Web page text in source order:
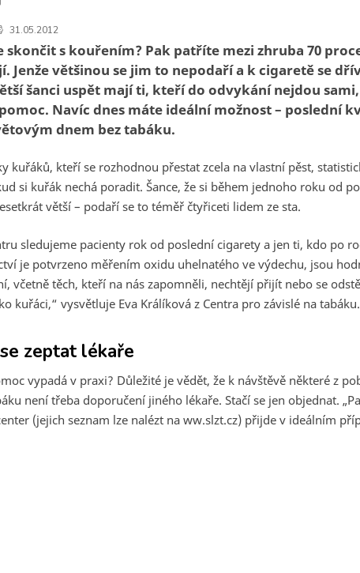
31.05.2012
skončit s kouřením? Pak patříte mezi zhruba 70
Jenže většinou se jim to nepodaří a k cigaretě se
šanci uspět mají ti, kteří do odvykání nejdou
Navíc dnes máte ideální možnost – poslední
dnem bez tabáku.
kuřáků, kteří se rozhodnou přestat zcela na vlastní pěst,
si kuřák nechá poradit. Šance, že si během jednoho roku od
větší – podaří se to téměř čtyřiceti lidem ze sta.
sledujeme pacienty rok od poslední cigarety a jen ti, kdo po
je potvrzeno měřením oxidu uhelnatého ve výdechu, jsou
včetně těch, kteří na nás zapomněli, nechtějí přijít nebo se
kuřáci,“ vysvětluje Eva Králíková z Centra pro závislé na tabáku.
zeptat lékaře
vypadá v praxi? Důležité je vědět, že k návštěvě některé z
není třeba doporučení jiného lékaře. Stačí se jen objednat.
(jejich seznam lze nalézt na ww.slzt.cz) přijde v ideálním